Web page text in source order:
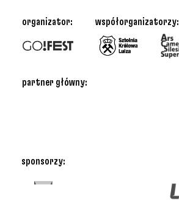
partner główny:
sponsorzy:
organizator: współorganizatorzy: